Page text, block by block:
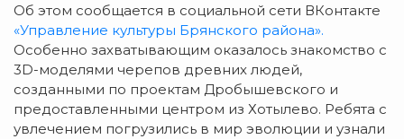
Об этом сообщается в социальной сети ВКонтакте
«Управление культуры Брянского района».
Особенно захватывающим оказалось знакомство с
3D-моделями черепов древних людей,
созданными по проектам Дробышевского и
предоставленными центром из Хотылево. Ребята с
увлечением погрузились в мир эволюции и узнали